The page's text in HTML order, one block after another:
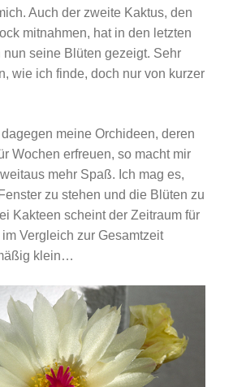
Auch der zweite Kaktus, den
mitnahmen, hat in den letzten
nun seine Blüten gezeigt. Sehr
wie ich finde, doch nur von kurzer
meine Orchideen, deren
Wochen erfreuen, so macht mir
mehr Spaß. Ich mag es,
zu stehen und die Blüten zu
Kakteen scheint der Zeitraum für
Vergleich zur Gesamtzeit
klein…